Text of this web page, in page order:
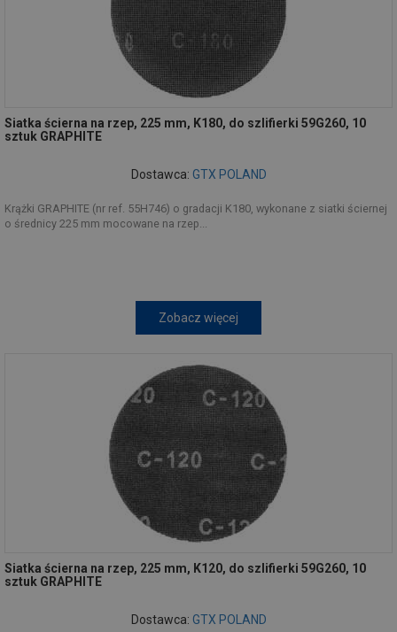
Siatka ścierna na rzep, 225 mm, K180, do szlifierki 59G260, 10
sztuk GRAPHITE
Dostawca: GTX POLAND
Krążki GRAPHITE (nr ref. 55H746) o gradacji K180, wykonane z siatki ściernej
o średnicy 225 mm mocowane na rzep...
Zobacz więcej
Siatka ścierna na rzep, 225 mm, K120, do szlifierki 59G260, 10
sztuk GRAPHITE
Dostawca: GTX POLAND